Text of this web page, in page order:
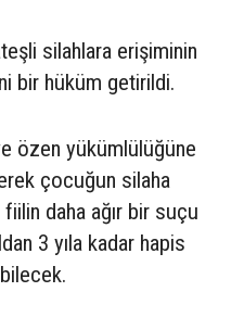
silahlara erişiminin
bir hüküm getirildi.
özen yükümlülüğüne
çocuğun silaha
daha ağır bir suçu
3 yıla kadar hapis